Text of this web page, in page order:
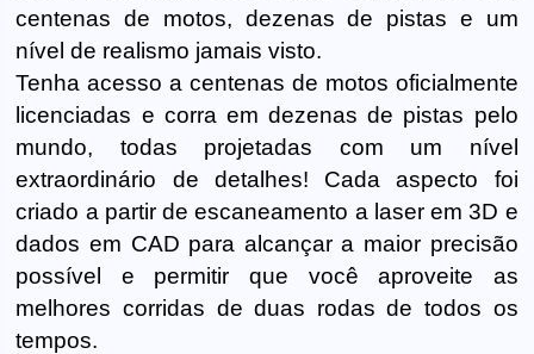
centenas de motos, dezenas de pistas e um
nível de realismo jamais visto.
Tenha acesso a centenas de motos oficialmente
licenciadas e corra em dezenas de pistas pelo
mundo, todas projetadas com um nível
extraordinário de detalhes! Cada aspecto foi
criado a partir de escaneamento a laser em 3D e
dados em CAD para alcançar a maior precisão
possível e permitir que você aproveite as
melhores corridas de duas rodas de todos os
tempos.